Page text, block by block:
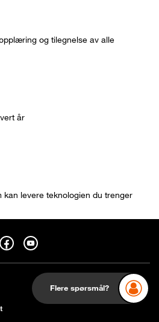
og tilegnelse av alle
år
kan levere teknologien du trenger
Flere spørsmål?
- åpnes i en ny fane
på linkedin - åpnes i en ny fane
Følg oss på facebook - åpnes i en ny fane
Følg oss på youtube - åpnes i en ny fane